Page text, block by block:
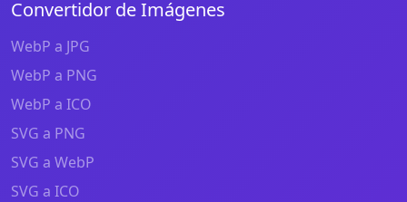
Convertidor de Imágenes
WebP a JPG
WebP a PNG
WebP a ICO
SVG a PNG
SVG a WebP
SVG a ICO